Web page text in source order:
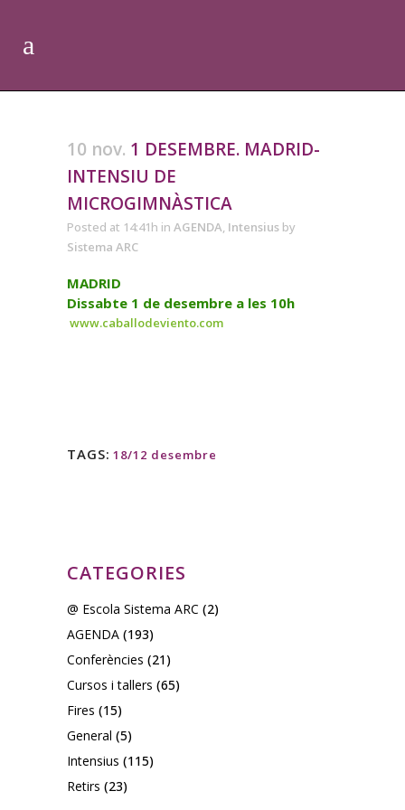
10 nov. 1 DESEMBRE. MADRID-
INTENSIU DE
MICROGIMNÀSTICA
Posted at 14:41h in AGENDA, Intensius by
Sistema ARC
MADRID
Dissabte 1 de desembre a les 10h
www.caballodeviento.com
TAGS: 18/12 desembre
CATEGORIES
@ Escola Sistema ARC (2)
AGENDA (193)
Conferències (21)
Cursos i tallers (65)
Fires (15)
General (5)
Intensius (115)
Retirs (23)